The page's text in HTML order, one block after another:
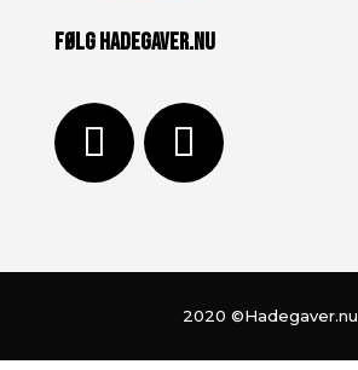
FØLG HADEGAVER.NU
2020©Hadegaver.nu